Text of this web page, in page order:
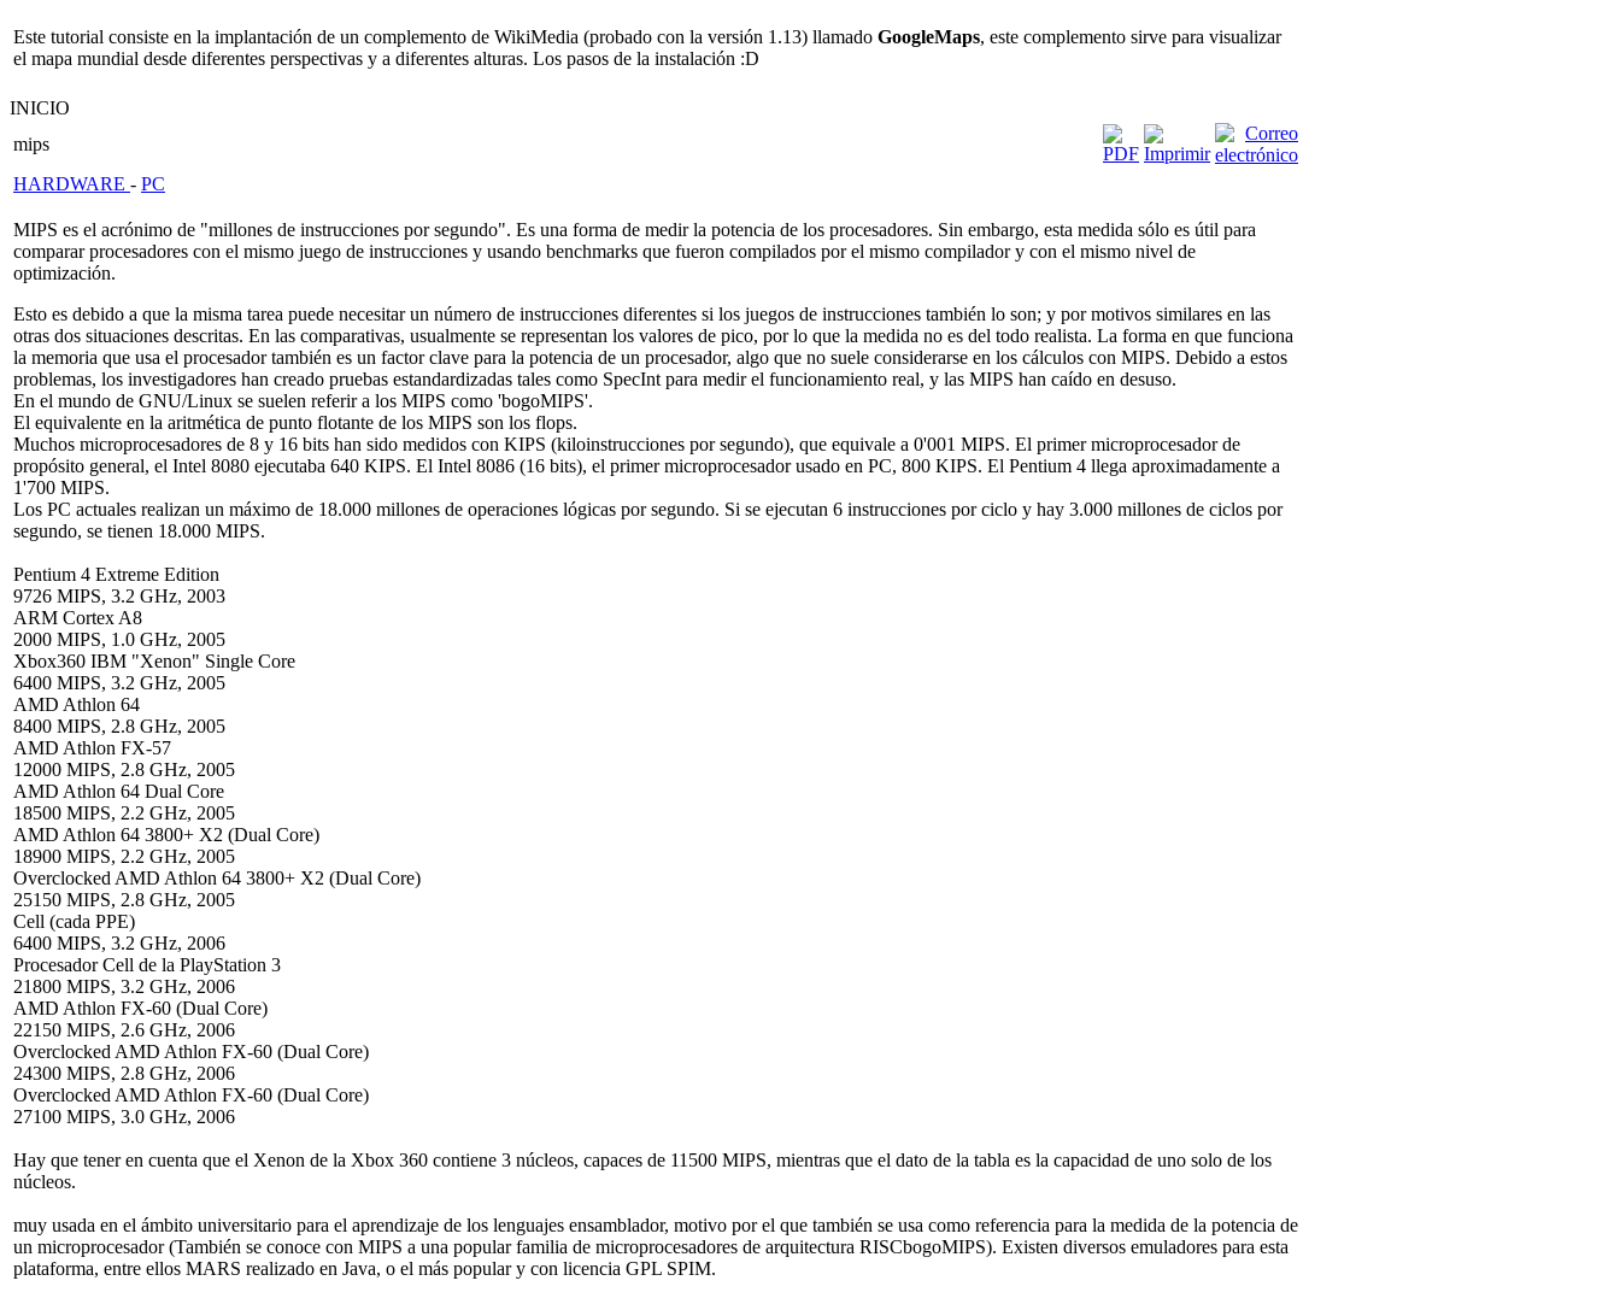
Este tutorial consiste en la implantación de un complemento de WikiMedia (probado con la versión 1.13) llamado GoogleMaps, este complemento sirve para visualizar
el mapa mundial desde diferentes perspectivas y a diferentes alturas. Los pasos de la instalación :D
INICIO
mips
HARDWARE - PC
MIPS es el acrónimo de "millones de instrucciones por segundo". Es una forma de medir la potencia de los procesadores. Sin embargo, esta medida sólo es útil para
comparar procesadores con el mismo juego de instrucciones y usando benchmarks que fueron compilados por el mismo compilador y con el mismo nivel de
optimización.
Esto es debido a que la misma tarea puede necesitar un número de instrucciones diferentes si los juegos de instrucciones también lo son; y por motivos similares en las
otras dos situaciones descritas. En las comparativas, usualmente se representan los valores de pico, por lo que la medida no es del todo realista. La forma en que funciona
la memoria que usa el procesador también es un factor clave para la potencia de un procesador, algo que no suele considerarse en los cálculos con MIPS. Debido a estos
problemas, los investigadores han creado pruebas estandardizadas tales como SpecInt para medir el funcionamiento real, y las MIPS han caído en desuso.
En el mundo de GNU/Linux se suelen referir a los MIPS como 'bogoMIPS'.
El equivalente en la aritmética de punto flotante de los MIPS son los flops.
Muchos microprocesadores de 8 y 16 bits han sido medidos con KIPS (kiloinstrucciones por segundo), que equivale a 0'001 MIPS. El primer microprocesador de
propósito general, el Intel 8080 ejecutaba 640 KIPS. El Intel 8086 (16 bits), el primer microprocesador usado en PC, 800 KIPS. El Pentium 4 llega aproximadamente a
1'700 MIPS.
Los PC actuales realizan un máximo de 18.000 millones de operaciones lógicas por segundo. Si se ejecutan 6 instrucciones por ciclo y hay 3.000 millones de ciclos por
segundo, se tienen 18.000 MIPS.
Pentium 4 Extreme Edition
9726 MIPS, 3.2 GHz, 2003
ARM Cortex A8
2000 MIPS, 1.0 GHz, 2005
Xbox360 IBM "Xenon" Single Core
6400 MIPS, 3.2 GHz, 2005
AMD Athlon 64
8400 MIPS, 2.8 GHz, 2005
AMD Athlon FX-57
12000 MIPS, 2.8 GHz, 2005
AMD Athlon 64 Dual Core
18500 MIPS, 2.2 GHz, 2005
AMD Athlon 64 3800+ X2 (Dual Core)
18900 MIPS, 2.2 GHz, 2005
Overclocked AMD Athlon 64 3800+ X2 (Dual Core)
25150 MIPS, 2.8 GHz, 2005
Cell (cada PPE)
6400 MIPS, 3.2 GHz, 2006
Procesador Cell de la PlayStation 3
21800 MIPS, 3.2 GHz, 2006
AMD Athlon FX-60 (Dual Core)
22150 MIPS, 2.6 GHz, 2006
Overclocked AMD Athlon FX-60 (Dual Core)
24300 MIPS, 2.8 GHz, 2006
Overclocked AMD Athlon FX-60 (Dual Core)
27100 MIPS, 3.0 GHz, 2006
Hay que tener en cuenta que el Xenon de la Xbox 360 contiene 3 núcleos, capaces de 11500 MIPS, mientras que el dato de la tabla es la capacidad de uno solo de los
núcleos.
muy usada en el ámbito universitario para el aprendizaje de los lenguajes ensamblador, motivo por el que también se usa como referencia para la medida de la potencia de
un microprocesador (También se conoce con MIPS a una popular familia de microprocesadores de arquitectura RISCbogoMIPS). Existen diversos emuladores para esta
plataforma, entre ellos MARS realizado en Java, o el más popular y con licencia GPL SPIM.